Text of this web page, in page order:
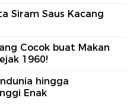
Siram Saus Kacang
Cocok buat Makan
1960!
hingga
Enak